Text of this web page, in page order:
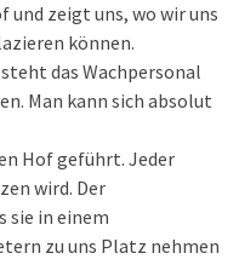
und zeigt uns, wo wir uns
können.
das Wachpersonal
Man kann sich absolut
Hof geführt. Jeder
wird. Der
sie in einem
zu uns Platz nehmen